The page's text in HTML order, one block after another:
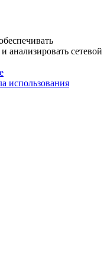
анализировать сетевой
использования